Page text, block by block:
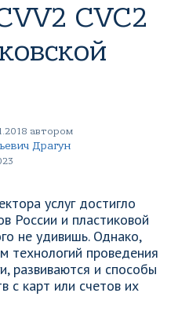
CVC2
автором
Драгун
услуг достигло
России и пластиковой
не удивишь. Однако,
технологий проведения
развиваются и способы
с карт или счетов их